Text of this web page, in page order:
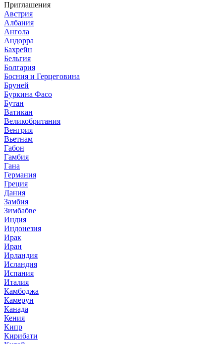
Приглашения
Австрия
Албания
Ангола
Андорра
Бахрейн
Бельгия
Болгария
Босния и Герцеговина
Бруней
Буркина Фасо
Бутан
Ватикан
Великобритания
Венгрия
Вьетнам
Габон
Гамбия
Гана
Германия
Греция
Дания
Замбия
Зимбабве
Индия
Индонезия
Ирак
Иран
Ирландия
Исландия
Испания
Италия
Камбоджа
Камерун
Канада
Кения
Кипр
Кирибати